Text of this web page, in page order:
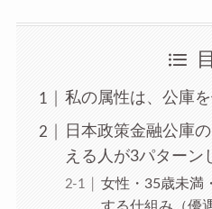
私の属性は、公庫を
日本政策金融公庫
える人が3パターン
女性・35歳未満